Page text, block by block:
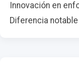
Innovación en
Diferencia notable